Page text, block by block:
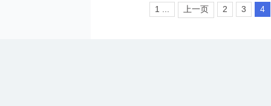
1 ... 上一页 2 3 4